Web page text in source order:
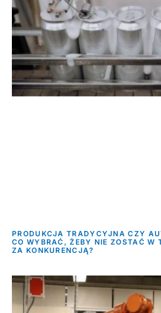
PRODUKCJA TRADYCYJNA CZY
CO WYBRAĆ, ŻEBY NIE ZOSTAĆ W
ZA KONKURENCJĄ?